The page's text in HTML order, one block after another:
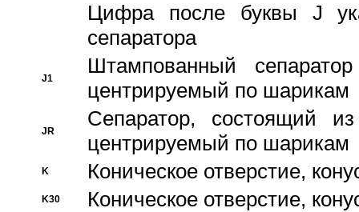
Цифра после буквы J
сепаратора
J1
Штампованный
центрируемый по шарикам
JR
Сепаратор, состоящий
центрируемый по шарикам
K Коническое отверстие,
K30 Коническое отверстие,